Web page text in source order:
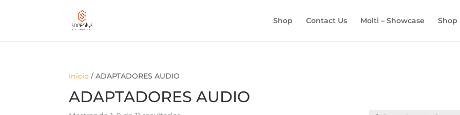
Shop Contact Us Molti – Showcase Shop
PRODUCTOS
Inicio / ADAPTADORES AUDIO
ADAPTADORES AUDIO